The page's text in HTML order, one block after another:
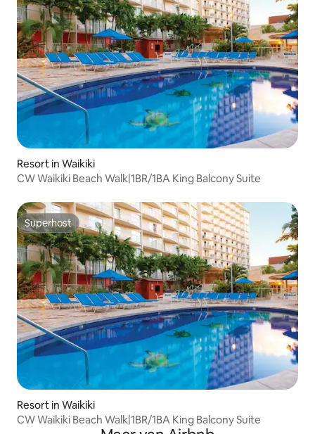
Resort in Waikiki
CW Waikiki Beach Walk|1BR/1BA King Balcony Suite
Superhost
Superhost
Resort in Waikiki
CW Waikiki Beach Walk|1BR/1BA King Balcony Suite